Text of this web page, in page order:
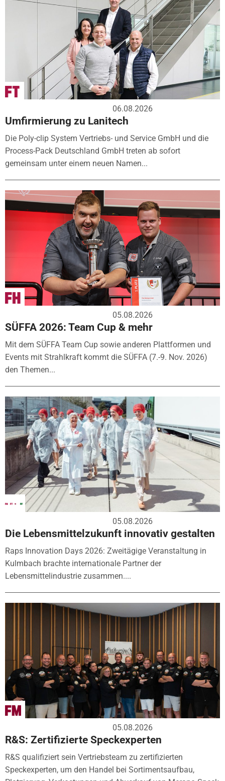
06.08.2026
Umfirmierung zu Lanitech
Die Poly-clip System Vertriebs- und Service GmbH und die
Process-Pack Deutschland GmbH treten ab sofort
gemeinsam unter einem neuen Namen...
05.08.2026
SÜFFA 2026: Team Cup & mehr
Mit dem SÜFFA Team Cup sowie anderen Plattformen und
Events mit Strahlkraft kommt die SÜFFA (7.-9. Nov. 2026)
den Themen...
05.08.2026
Die Lebensmittelzukunft innovativ gestalten
Raps Innovation Days 2026: Zweitägige Veranstaltung in
Kulmbach brachte internationale Partner der
Lebensmittelindustrie zusammen....
05.08.2026
R&S: Zertifizierte Speckexperten
R&S qualifiziert sein Vertriebsteam zu zertifizierten
Speckexperten, um den Handel bei Sortimentsaufbau,